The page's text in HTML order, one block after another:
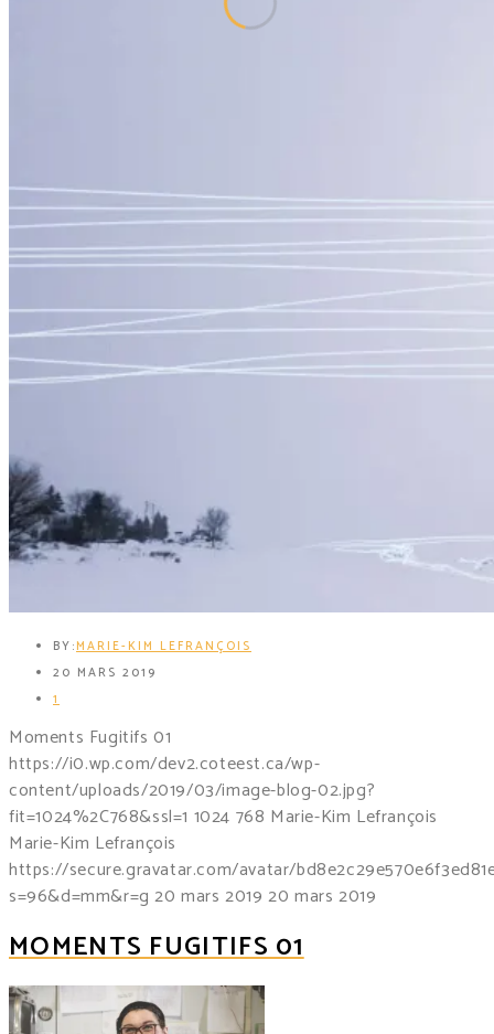
BY:MARIE-KIM LEFRANÇOIS
20 MARS 2019
1
Moments Fugitifs 01
https://i0.wp.com/dev2.coteest.ca/wp-
content/uploads/2019/03/image-blog-02.jpg?
fit=1024%2C768&ssl=1 1024 768 Marie-Kim Lefrançois
Marie-Kim Lefrançois
https://secure.gravatar.com/avatar/
s=96&d=mm&r=g 20 mars 2019 20 mars 2019
MOMENTS FUGITIFS 01